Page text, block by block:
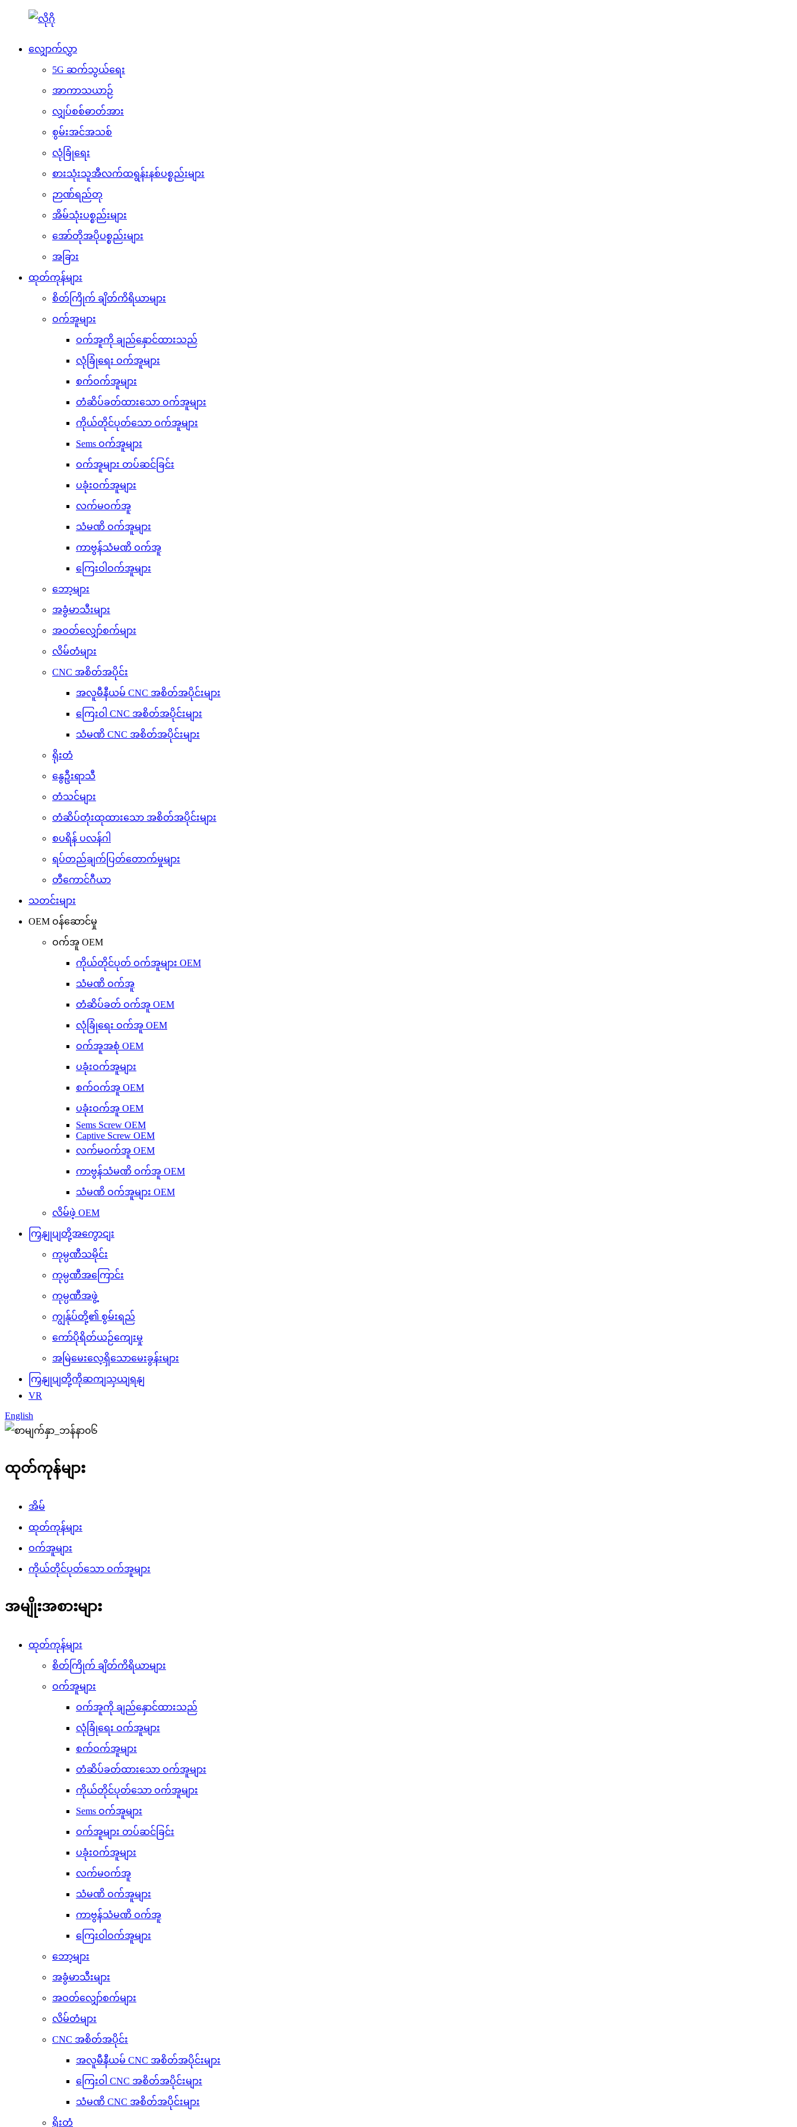
လျှောက်လွှာ
5G ဆက်သွယ်ရေး
အာကာသယာဉ်
လျှပ်စစ်ဓာတ်အား
စွမ်းအင်အသစ်
လုံခြုံရေး
စားသုံးသူအီလက်ထရွန်းနစ်ပစ္စည်းများ
ဉာဏ်ရည်တု
အိမ်သုံးပစ္စည်းများ
အော်တိုအပိုပစ္စည်းများ
အခြား
ထုတ်ကုန်များ
စိတ်ကြိုက် ချိတ်ကိရိယာများ
ဝက်အူများ
ဝက်အူကို ချည်နှောင်ထားသည်
လုံခြုံရေး ဝက်အူများ
စက်ဝက်အူများ
တံဆိပ်ခတ်ထားသော ဝက်အူများ
ကိုယ်တိုင်ပုတ်သော ဝက်အူများ
Sems ဝက်အူများ
ဝက်အူများ တပ်ဆင်ခြင်း
ပခုံးဝက်အူများ
လက်မဝက်အူ
သံမဏိ ဝက်အူများ
ကာဗွန်သံမဏိ ဝက်အူ
ကြေးဝါဝက်အူများ
ဘော့များ
အခွံမာသီးများ
အဝတ်လျှော်စက်များ
လိမ်တံများ
CNC အစိတ်အပိုင်း
အလူမီနီယမ် CNC အစိတ်အပိုင်းများ
ကြေးဝါ CNC အစိတ်အပိုင်းများ
သံမဏိ CNC အစိတ်အပိုင်းများ
ရိုးတံ
နွေဦးရာသီ
တံသင်များ
တံဆိပ်တုံးထုထားသော အစိတ်အပိုင်းများ
စပရိန် ပလန်ဂါ
ရပ်တည်ချက်ပြတ်တောက်မှုများ
တီကောင်ဂီယာ
သတင်းများ
OEM ဝန်ဆောင်မှု
ဝက်အူ OEM
ကိုယ်တိုင်ပုတ် ဝက်အူများ OEM
သံမဏိ ဝက်အူ
တံဆိပ်ခတ် ဝက်အူ OEM
လုံခြုံရေး ဝက်အူ OEM
ဝက်အူအစုံ OEM
ပခုံးဝက်အူများ
စက်ဝက်အူ OEM
ပခုံးဝက်အူ OEM
Sems Screw OEM
Captive Screw OEM
လက်မဝက်အူ OEM
ကာဗွန်သံမဏိ ဝက်အူ OEM
သံမဏိ ဝက်အူများ OEM
လိမ်ဖဲ့ OEM
ကြှနျုပျတို့အကွောငျး
ကုမ္ပဏီသမိုင်း
ကုမ္ပဏီအကြောင်း
ကုမ္ပဏီအဖွဲ့
ကျွန်ုပ်တို့၏ စွမ်းရည်
ကော်ပိုရိတ်ယဉ်ကျေးမှု
အမြဲမေးလေ့ရှိသောမေးခွန်းများ
ကြှနျုပျတို့ကိုဆကျသှယျရနျ
VR
English
ထုတ်ကုန်များ
အိမ်
ထုတ်ကုန်များ
ဝက်အူများ
ကိုယ်တိုင်ပုတ်သော ဝက်အူများ
အမျိုးအစားများ
ထုတ်ကုန်များ
စိတ်ကြိုက် ချိတ်ကိရိယာများ
ဝက်အူများ
ဝက်အူကို ချည်နှောင်ထားသည်
လုံခြုံရေး ဝက်အူများ
စက်ဝက်အူများ
တံဆိပ်ခတ်ထားသော ဝက်အူများ
ကိုယ်တိုင်ပုတ်သော ဝက်အူများ
Sems ဝက်အူများ
ဝက်အူများ တပ်ဆင်ခြင်း
ပခုံးဝက်အူများ
လက်မဝက်အူ
သံမဏိ ဝက်အူများ
ကာဗွန်သံမဏိ ဝက်အူ
ကြေးဝါဝက်အူများ
ဘော့များ
အခွံမာသီးများ
အဝတ်လျှော်စက်များ
လိမ်တံများ
CNC အစိတ်အပိုင်း
အလူမီနီယမ် CNC အစိတ်အပိုင်းများ
ကြေးဝါ CNC အစိတ်အပိုင်းများ
သံမဏိ CNC အစိတ်အပိုင်းများ
ရိုးတံ